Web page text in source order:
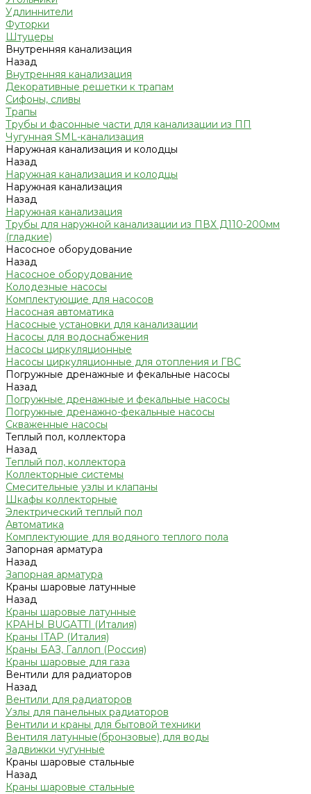
Удлиннители
Футорки
Штуцеры
Внутренняя канализация
Назад
Внутренняя канализация
Декоративные решетки к трапам
Сифоны, сливы
Трапы
Трубы и фасонные части для канализации из ПП
Чугунная SML-канализация
Наружная канализация и колодцы
Назад
Наружная канализация и колодцы
Наружная канализация
Назад
Наружная канализация
Трубы для наружной канализации из ПВХ Д110-200мм
(гладкие)
Насосное оборудование
Назад
Насосное оборудование
Колодезные насосы
Комплектующие для насосов
Насосная автоматика
Насосные установки для канализации
Насосы для водоснабжения
Насосы циркуляционные
Насосы циркуляционные для отопления и ГВС
Погружные дренажные и фекальные насосы
Назад
Погружные дренажные и фекальные насосы
Погружные дренажно-фекальные насосы
Скваженные насосы
Теплый пол, коллектора
Назад
Теплый пол, коллектора
Коллекторные системы
Смесительные узлы и клапаны
Шкафы коллекторные
Электрический теплый пол
Автоматика
Комплектующие для водяного теплого пола
Запорная арматура
Назад
Запорная арматура
Краны шаровые латунные
Назад
Краны шаровые латунные
КРАНЫ BUGATTI (Италия)
Краны ITAP (Италия)
Краны БАЗ, Галлоп (Россия)
Краны шаровые для газа
Вентили для радиаторов
Назад
Вентили для радиаторов
Узлы для панельных радиаторов
Вентили и краны для бытовой техники
Вентиля латунные(бронзовые) для воды
Задвижки чугунные
Краны шаровые стальные
Назад
Краны шаровые стальные